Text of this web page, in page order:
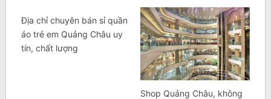
Địa chỉ chuyên bán sỉ quần
áo trẻ em Quảng Châu uy
tín, chất lượng
Shop Quảng Châu, không